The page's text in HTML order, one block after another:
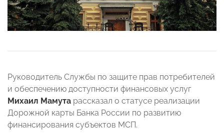
Руководитель Службы по защите прав потребителей
и обеспечению доступности финансовых услуг
Михаил Мамута рассказал о статусе реализации
Дорожной карты Банка России по развитию
финансирования субъектов МСП.